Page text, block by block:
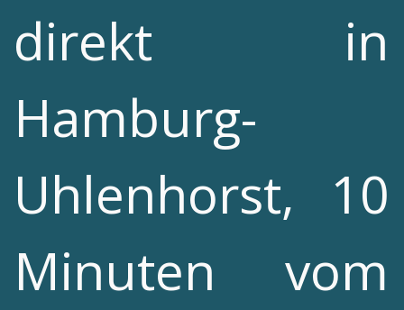
direkt in
Hamburg-
Uhlenhorst, 10
Minuten vom